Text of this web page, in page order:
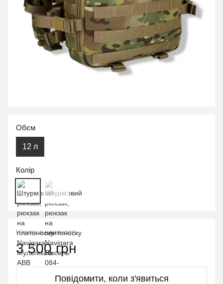
Обєм
12 л
Колір
Немає в наявності
3 500 грн
Повідомити, коли з'явиться